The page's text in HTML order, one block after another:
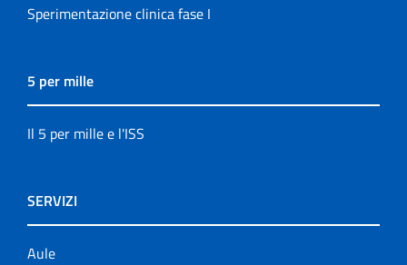
Sperimentazione clinica fase I
5 per mille
Il 5 per mille e l'ISS
SERVIZI
Aule